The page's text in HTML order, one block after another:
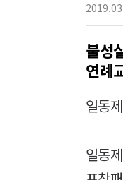
불성
연례
일동
일동